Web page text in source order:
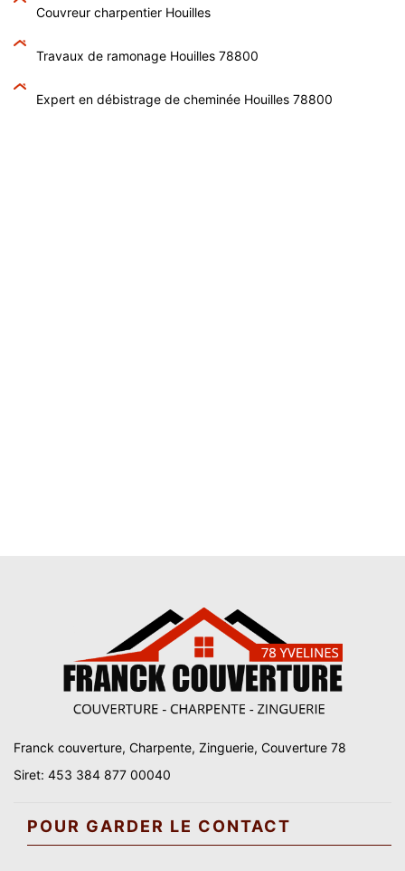
Couvreur charpentier Houilles
Travaux de ramonage Houilles 78800
Expert en débistrage de cheminée Houilles 78800
Franck couverture, Charpente, Zinguerie, Couverture 78
Siret: 453 384 877 00040
POUR GARDER LE CONTACT